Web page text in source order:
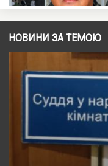
НОВИНИ ЗА ТЕМОЮ